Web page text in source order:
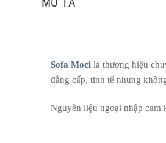
Sofa Moci là thương hiệu
đẳng cấp, tinh tế nhưng
Nguyên liệu ngoại nhập cam